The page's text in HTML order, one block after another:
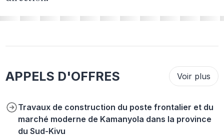
APPELS D'OFFRES Voir plus
Travaux de construction du poste frontalier et du
marché moderne de Kamanyola dans la province
du Sud-Kivu